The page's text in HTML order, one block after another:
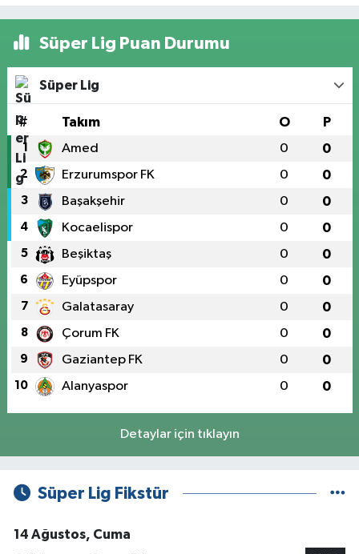
Süper Lig Puan Durumu
Süper Lig
# Takım O P
1 Amed 0 0
2 Erzurumspor FK 0 0
3 Başakşehir 0 0
4 Kocaelispor 0 0
5 Beşiktaş 0 0
6 Eyüpspor 0 0
7 Galatasaray 0 0
8 Çorum FK 0 0
9 Gaziantep FK 0 0
10 Alanyaspor 0 0
Detaylar için tıklayın
Süper Lig Fikstür
14 Ağustos, Cuma